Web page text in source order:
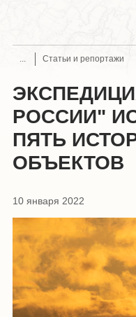
Статьи и репортажи
РОССИИ"
ПЯТЬ
ОБЪЕКТОВ
10 января 2022